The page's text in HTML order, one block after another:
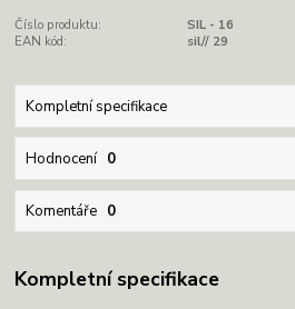
Číslo produktu:
SIL - 16
EAN kód:
sil// 29
Kompletní specifikace
Hodnocení 0
Komentáře 0
Kompletní specifikace